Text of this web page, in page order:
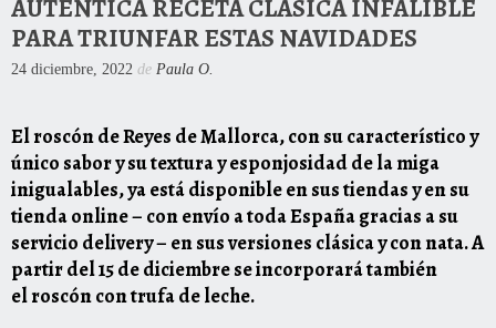
AUTÉNTICA RECETA CLÁSICA INFALIBLE
PARA TRIUNFAR ESTAS NAVIDADES
24 diciembre, 2022 de Paula O.
Elroscónde Reyes de Mallorca, con su característico y
único sabor y su textura y esponjosidad de la miga
inigualables, ya está disponible en sus tiendas y en su
tienda online – con envío a toda España gracias a su
servicio delivery – en sus versiones clásica y con nata. A
partir del 15 de diciembre se incorporará también
elroscóncon trufa de leche.